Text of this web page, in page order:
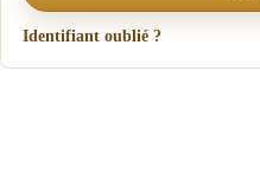
Identifiant oublié ?